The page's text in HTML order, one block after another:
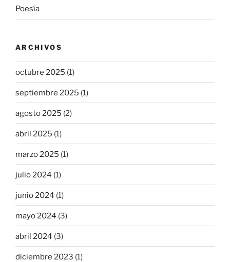
Poesía
ARCHIVOS
octubre 2025 (1)
septiembre 2025 (1)
agosto 2025 (2)
abril 2025 (1)
marzo 2025 (1)
julio 2024 (1)
junio 2024 (1)
mayo 2024 (3)
abril 2024 (3)
diciembre 2023 (1)